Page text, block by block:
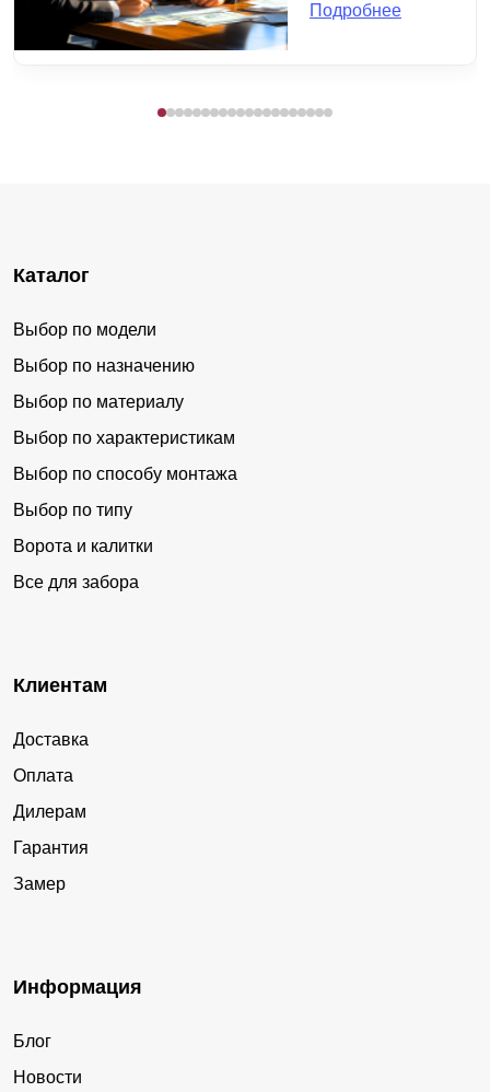
Подробнее
Каталог
Выбор по модели
Выбор по назначению
Выбор по материалу
Выбор по характеристикам
Выбор по способу монтажа
Выбор по типу
Ворота и калитки
Все для забора
Клиентам
Доставка
Оплата
Дилерам
Гарантия
Замер
Информация
Блог
Новости